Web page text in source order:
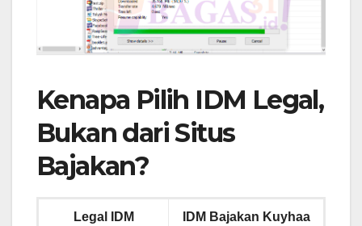
Kenapa Pilih IDM Legal,
Bukan dari Situs
Bajakan?
Legal IDM IDM Bajakan Kuyhaa